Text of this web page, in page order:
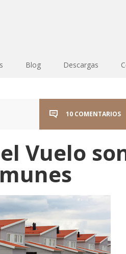
Blog Descargas
10 COMENTARIOS
Vuelo